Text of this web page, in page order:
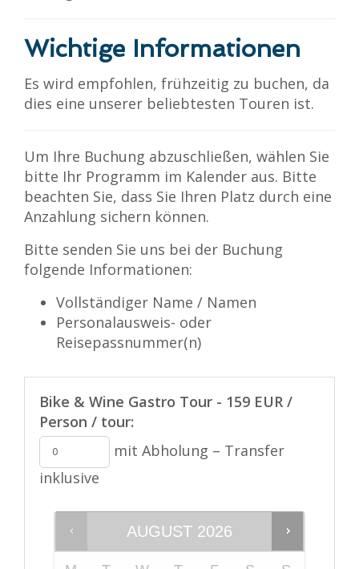
Wichtige Informationen
Es wird empfohlen, frühzeitig zu buchen, da
dies eine unserer beliebtesten Touren ist.
Um Ihre Buchung abzuschließen, wählen Sie
bitte Ihr Programm im Kalender aus. Bitte
beachten Sie, dass Sie Ihren Platz durch eine
Anzahlung sichern können.
Bitte senden Sie uns bei der Buchung
folgende Informationen:
Vollständiger Name / Namen
Personalausweis- oder
Reisepassnummer(n)
Bike & Wine Gastro Tour - 159 EUR /
Person / tour:
mit Abholung – Transfer
inklusive
AUGUST 2026